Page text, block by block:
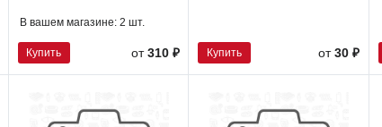
В вашем магазине: 2 шт.
Купить от 310 ₽ Купить от30 ₽